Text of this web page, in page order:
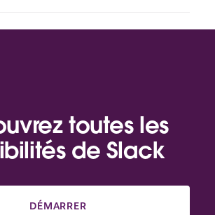
toutes les
de Slack
DÉMARRER